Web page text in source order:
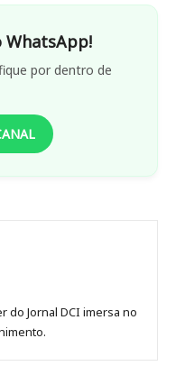
WhatsApp!
por dentro de
do Jornal DCI imersa no